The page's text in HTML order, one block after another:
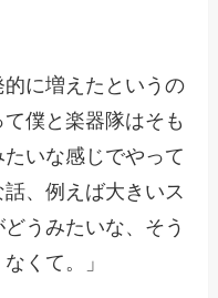
的に増えたというの
僕と楽器隊はそも
いな感じでやって
、例えば大きいス
うみたいな、そう
くて。」